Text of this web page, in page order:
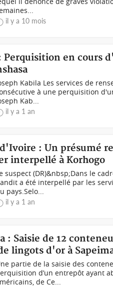
il y a 10 mois
Perquisition en cours
Kabila Les services de
à une perquisition
Kab...
il y a 1 an
: Un présumé
interpellé à Korhogo
suspect (DR)&nbsp;Dans le
a été interpellé par les
pays.Selo...
il y a 1 an
: Saisie de 12
lingots d'or à
partie de la saisie des
d’un entrepôt ayant
de Ce...